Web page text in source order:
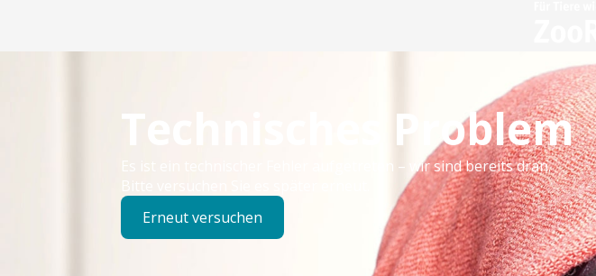
Technisches Problem
Es ist ein technischer Fehler aufgetreten – wir sind bereits dran.
Bitte versuchen Sie es später erneut.
Erneut versuchen